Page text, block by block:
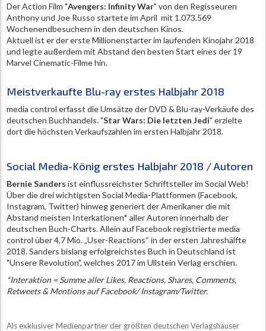
Der Action Film "Avengers: Infinity War" von den Regisseuren
Anthony und Joe Russo startete im April mit 1.073.569
Wochenendbesuchern in den deutschen Kinos.
Aktuell ist er der erste Millionenstarter im laufenden Kinojahr 2018
und legte außerdem mit Abstand den besten Start eines der 19
Marvel Cinematic-Filme hin.
Meistverkaufte Blu-ray erstes Halbjahr 2018
media control erfasst die Umsätze der DVD & Blu-ray-Verkäufe des
deutschen Buchhandels. "Star Wars: Die letzten Jedi" erzielte
dort die höchsten Verkaufszahlen im ersten Halbjahr 2018.
Social Media-König erstes Halbjahr 2018 / Autoren
Bernie Sanders ist einflussreichster Schriftsteller im Social Web!
Über die drei wichtigsten Social Media-Plattformen (Facebook,
Instagram, Twitter) hinweg generiert der Amerikaner die mit
Abstand meisten Interkationen* aller Autoren innerhalb der
deutschen Buch-Charts. Allein auf Facebook registrierte media
control über 4,7 Mio. „User-Reactions“ in der ersten Jahreshälfte
2018. Sanders bislang erfolgreichstes Buch in Deutschland ist
"Unsere Revolution", welches 2017 im Ullstein Verlag erschien.
*Interaktion = Summe aller Likes, Reactions, Shares, Comments,
Retweets & Mentions auf Facebook/ Instagram/Twitter.
Als exklusiver Medienpartner der größten deutschen Verlagshäuser